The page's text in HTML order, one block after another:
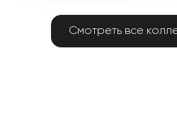
Смотреть все